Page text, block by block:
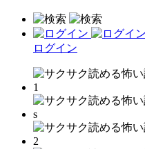
ログイン